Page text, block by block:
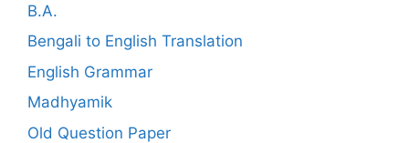
B.A.
Bengali to English Translation
English Grammar
Madhyamik
Old Question Paper